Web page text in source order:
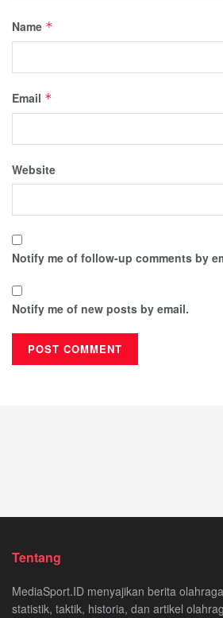
Name *
Email *
Website
Notify me of follow-up comments by
Notify me of new posts by email.
Tentang
MediaSport.ID menyajikan berita
statistik, taktik, historia, dan artikel